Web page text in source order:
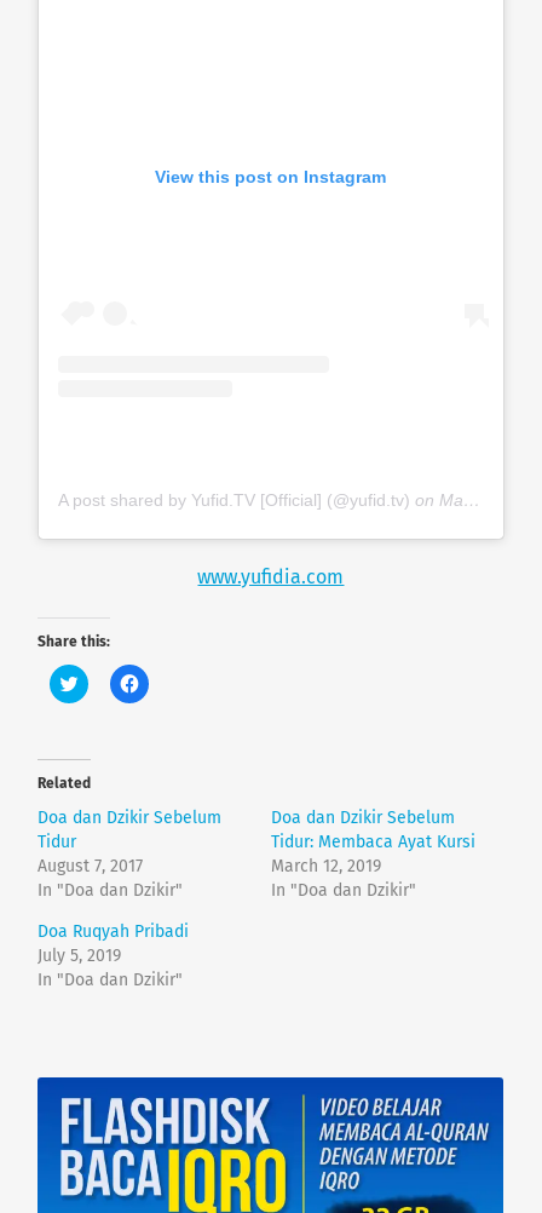
View this post on Instagram
A post shared by Yufid.TV [Official] (@yufid.tv) on May 23, 2019 at 7:50am PDT
www.yufidia.com
Share this:
C
l
t
o
s
h
a
o
n
T
i
t
e
n
i
n
n
e
w
w
i
C
l
h
a
o
n
F
c
o
e
s
i
n
n
e
w
w
Related
Doa dan Dzikir Sebelum
Tidur
August 7, 2017
In "Doa dan Dzikir"
Doa dan Dzikir Sebelum
Tidur: Membaca Ayat Kursi
March 12, 2019
In "Doa dan Dzikir"
Doa Ruqyah Pribadi
July 5, 2019
In "Doa dan Dzikir"